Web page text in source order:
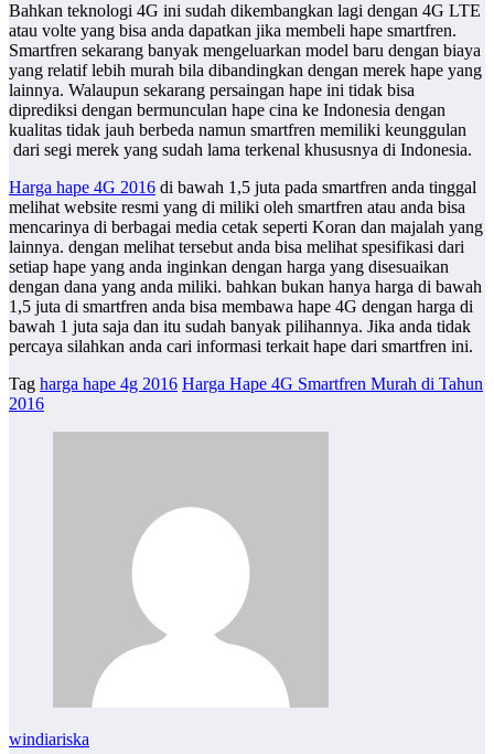
Bahkan teknologi 4G ini sudah dikembangkan lagi dengan 4G LTE
atau volte yang bisa anda dapatkan jika membeli hape smartfren.
Smartfren sekarang banyak mengeluarkan model baru dengan biaya
yang relatif lebih murah bila dibandingkan dengan merek hape yang
lainnya. Walaupun sekarang persaingan hape ini tidak bisa
diprediksi dengan bermunculan hape cina ke Indonesia dengan
kualitas tidak jauh berbeda namun smartfren memiliki keunggulan
dari segi merek yang sudah lama terkenal khususnya di Indonesia.
Harga hape 4G 2016 di bawah 1,5 juta pada smartfren anda tinggal
melihat website resmi yang di miliki oleh smartfren atau anda bisa
mencarinya di berbagai media cetak seperti Koran dan majalah yang
lainnya. dengan melihat tersebut anda bisa melihat spesifikasi dari
setiap hape yang anda inginkan dengan harga yang disesuaikan
dengan dana yang anda miliki. bahkan bukan hanya harga di bawah
1,5 juta di smartfren anda bisa membawa hape 4G dengan harga di
bawah 1 juta saja dan itu sudah banyak pilihannya. Jika anda tidak
percaya silahkan anda cari informasi terkait hape dari smartfren ini.
Tag harga hape 4g 2016 Harga Hape 4G Smartfren Murah di Tahun
2016
windiariska